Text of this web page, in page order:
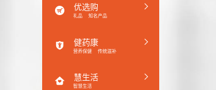
优选购
礼品 知名产品
健药康
营养保健 传统滋补
慧生活
智慧生活